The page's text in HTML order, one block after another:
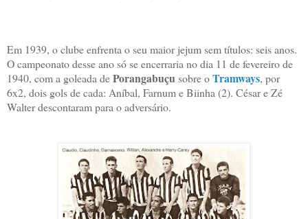
Em 1939, o clube enfrenta o seu maior jejum sem títulos: seis anos.
O campeonato desse ano só se encerraria no dia 11 de fevereiro de
1940, com a goleada dePorangabuçu sobre oTramways, por
6x2, dois gols de cada: Aníbal, Farnum e Biinha (2). César e Zé
Walter descontaram para o adversário.